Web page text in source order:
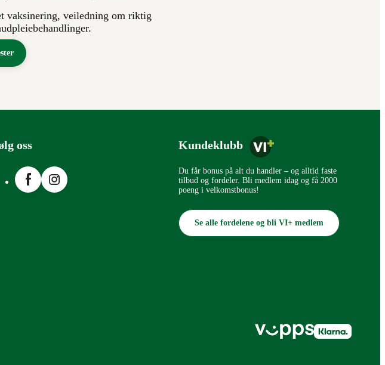
vaksinering, veiledning om riktig
oss
FacebookInstagram
Kundeklubb
Du får bonus på alt du handler – og alltid faste
tilbud og fordeler. Bli medlem idag og få 2000
poeng i velkomstbonus!
Se alle fordelene og bli VI+ medlem